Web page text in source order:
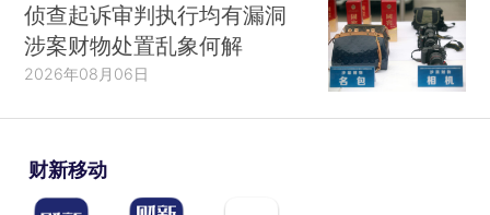
侦查起诉审判执行均有漏洞
涉案财物处置乱象何解
2026年08月06日
财新移动